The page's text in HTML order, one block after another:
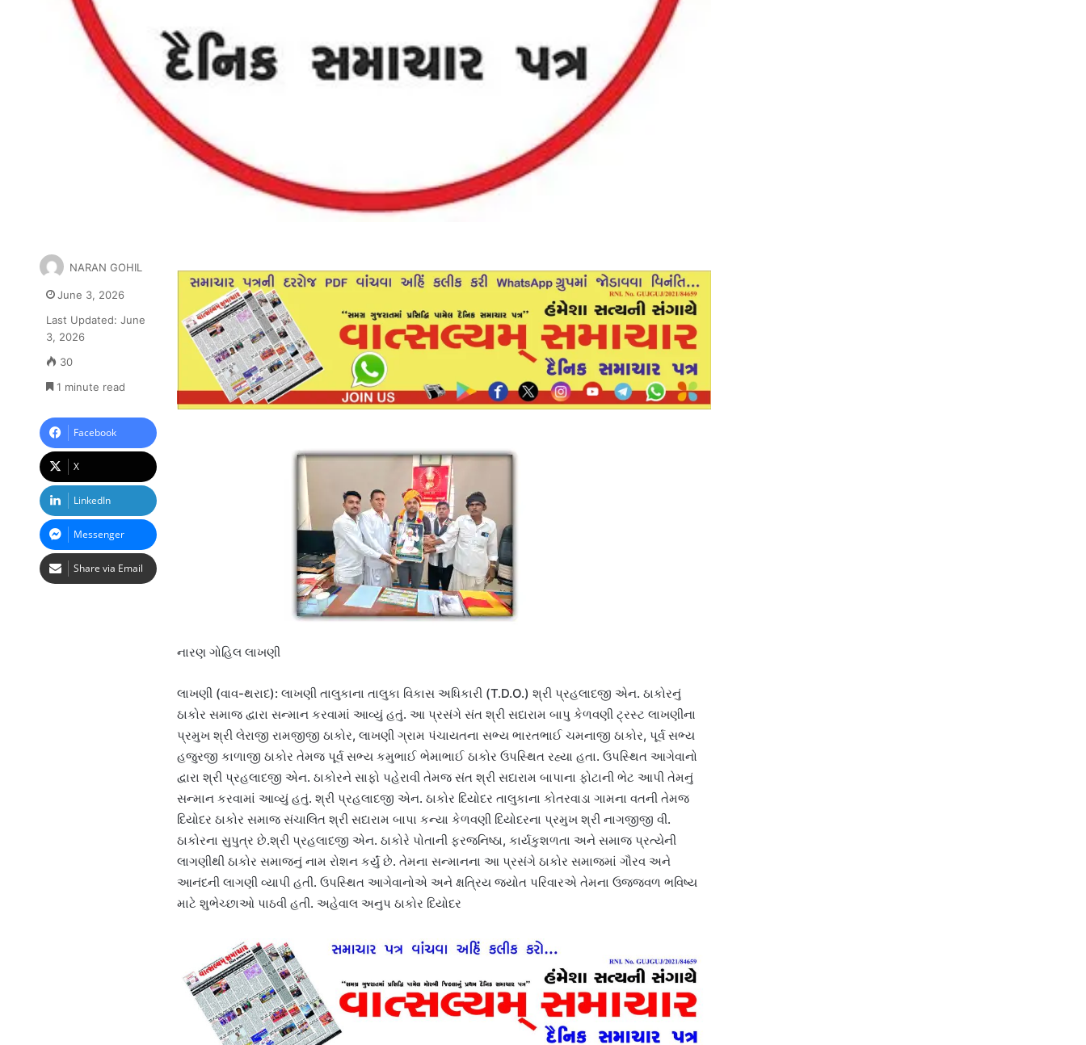
નારણ ગોહિલ લાખણી
લાખણી (વાવ-થરાદ): લાખણી તાલુકાના તાલુકા વિકાસ અધિકારી (T.D.O.) શ્રી પ્રહલાદજી એન. ઠાકોરનું
ઠાકોર સમાજ દ્વારા સન્માન કરવામાં આવ્યું હતું. આ પ્રસંગે સંત શ્રી સદારામ બાપુ કેળવણી ટ્રસ્ટ લાખણીના
પ્રમુખ શ્રી લેરાજી રામજીજી ઠાકોર, લાખણી ગ્રામ પંચાયતના સભ્ય ભારતભાઈ ચમનાજી ઠાકોર, પૂર્વ સભ્ય
હજુરજી કાળાજી ઠાકોર તેમજ પૂર્વ સભ્ય કમુભાઈ ભેમાભાઈ ઠાકોર ઉપસ્થિત રહ્યા હતા. ઉપસ્થિત આગેવાનો
દ્વારા શ્રી પ્રહલાદજી એન. ઠાકોરને સાફો પહેરાવી તેમજ સંત શ્રી સદારામ બાપાના ફોટાની ભેટ આપી તેમનું
સન્માન કરવામાં આવ્યું હતું. શ્રી પ્રહલાદજી એન. ઠાકોર દિયોદર તાલુકાના કોતરવાડા ગામના વતની તેમજ
દિયોદર ઠાકોર સમાજ સંચાલિત શ્રી સદારામ બાપા કન્યા કેળવણી દિયોદરના પ્રમુખ શ્રી નાગજીજી વી.
ઠાકોરના સુપુત્ર છે.શ્રી પ્રહલાદજી એન. ઠાકોરે પોતાની ફરજનિષ્ઠા, કાર્યકુશળતા અને સમાજ પ્રત્યેની
લાગણીથી ઠાકોર સમાજનું નામ રોશન કર્યું છે. તેમના સન્માનના આ પ્રસંગે ઠાકોર સમાજમાં ગૌરવ અને
આનંદની લાગણી વ્યાપી હતી. ઉપસ્થિત આગેવાનોએ અને ક્ષત્રિય જ્યોત પરિવારએ તેમના ઉજ્જવળ ભવિષ્ય
માટે શુભેચ્છાઓ પાઠવી હતી. અહેવાલ અનુપ ઠાકોર દિયોદર
NARAN GOHIL
June 3, 2026
Last Updated: June
3, 2026
30
1 minute read
Facebook
X
LinkedIn
Messenger
Share via Email